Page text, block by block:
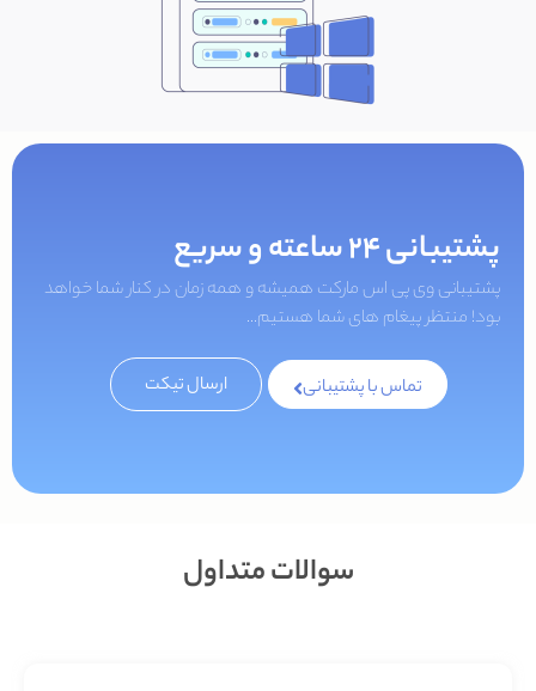
پشتیبانی 24 ساعته و سریع
پشتیبانی وی پی اس مارکت همیشه و همه زمان در کنار شما خواهد
بود! منتظر پیغام های شما هستیم...
تماس با پشتیبانی ارسال تیکت
سوالات متداول